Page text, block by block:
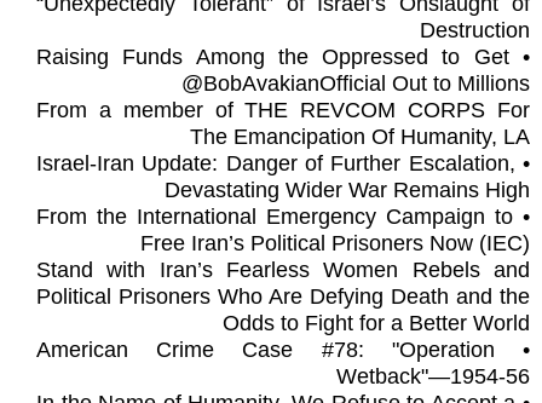
Destruction
• Raising Funds Among the Oppressed to Get
@BobAvakianOfficial Out to Millions
From a member of THE REVCOM CORPS For
The Emancipation Of Humanity, LA
• Israel-Iran Update: Danger of Further Escalation,
Devastating Wider War Remains High
• From the International Emergency Campaign to
Free Iran’s Political Prisoners Now (IEC)
Stand with Iran’s Fearless Women Rebels and
Political Prisoners Who Are Defying Death and the
Odds to Fight for a Better World
• American Crime Case #78: "Operation
Wetback"—1954-56